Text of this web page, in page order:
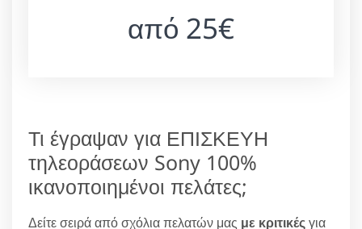
από 25€
Τι έγραψαν για ΕΠΙΣΚΕΥΗ
τηλεοράσεων Sony 100%
ικανοποιημένοι πελάτες;
Δείτε σειρά από σχόλια πελατών μας με κριτικέςγια